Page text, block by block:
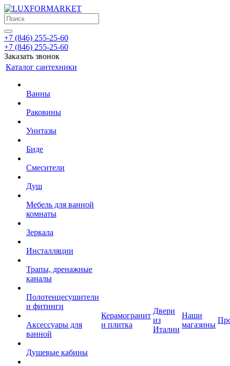
+7 (846) 255-25-60
+7 (846) 255-25-60
Заказать звонок
Каталог сантехники
Ванны
Раковины
Унитазы
Биде
Смесители
Душ
Мебель для ванной
комнаты
Зеркала
Инсталляции
Трапы, дренажные
каналы
Полотенцесушители
и фитинги
Аксессуары для
ванной
Душевые кабины
Керамогранит
и плитка
Двери
из
Италии
Наши
магазины